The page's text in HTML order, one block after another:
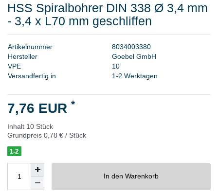
HSS Spiralbohrer DIN 338 Ø 3,4 mm
- 3,4 x L70 mm geschliffen
Artikelnummer 8034003380
Hersteller Goebel GmbH
VPE 10
Versandfertig in
1-2 Werktagen
7,76 EUR *
Inhalt 10 Stück
Grundpreis 0,78 € / Stück
1-2
In den Warenkorb